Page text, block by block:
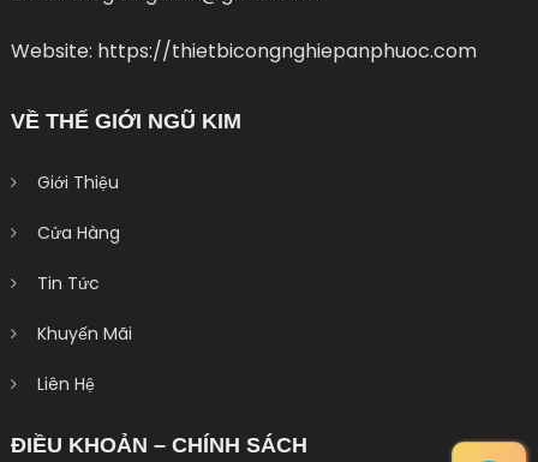
Website: https://thietbicongnghiepanphuoc.com
VỀ THẾ GIỚI NGŨ KIM
Giới Thiệu
Cửa Hàng
Tin Tức
Khuyến Mãi
Liên Hệ
ĐIỀU KHOẢN – CHÍNH SÁCH